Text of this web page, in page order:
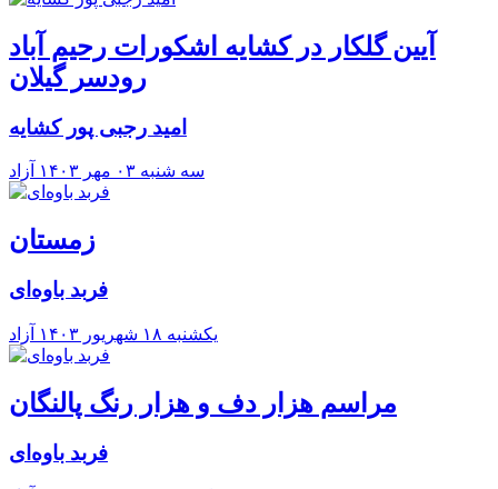
آیین گلکار در کشایه اشکورات رحیم آباد
رودسر گیلان
امید رجبی پور کشایه
سه شنبه ۰۳ مهر ۱۴۰۳ آزاد
زمستان
فربد باوه‌ای
يکشنبه ۱۸ شهريور ۱۴۰۳ آزاد
مراسم هزار دف و هزار رنگ پالنگان
فربد باوه‌ای